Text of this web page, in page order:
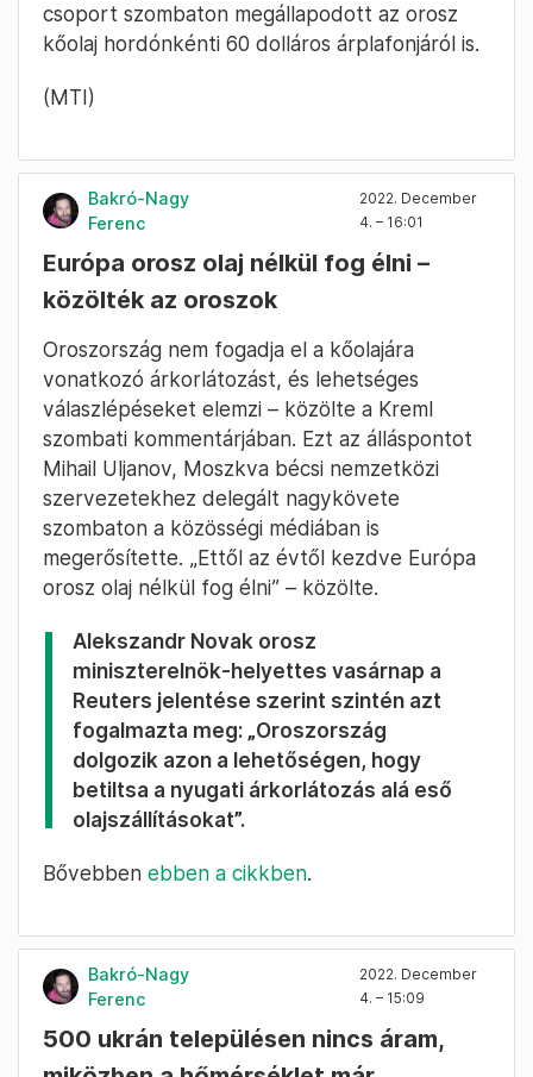
csoport szombaton megállapodott az orosz
kőolaj hordónkénti 60 dolláros árplafonjáról is.
(MTI)
Bakró-Nagy
Ferenc
2022. December
4. – 16:01
Európa orosz olaj nélkül fog élni –
közölték az oroszok
Oroszország nem fogadja el a kőolajára
vonatkozó árkorlátozást, és lehetséges
válaszlépéseket elemzi – közölte a Kreml
szombati kommentárjában. Ezt az álláspontot
Mihail Uljanov, Moszkva bécsi nemzetközi
szervezetekhez delegált nagykövete
szombaton a közösségi médiában is
megerősítette. „Ettől az évtől kezdve Európa
orosz olaj nélkül fog élni” – közölte.
Alekszandr Novak orosz
miniszterelnök-helyettes vasárnap a
Reuters jelentése szerint szintén azt
fogalmazta meg: „Oroszország
dolgozik azon a lehetőségen, hogy
betiltsa a nyugati árkorlátozás alá eső
olajszállításokat”.
Bővebben ebben a cikkben.
Bakró-Nagy
Ferenc
2022. December
4. – 15:09
500 ukrán településen nincs áram,